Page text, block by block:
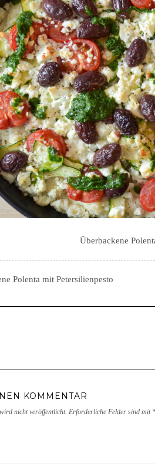
Überbackene
Polenta mit Petersilienpesto
KOMMENTAR
nicht veröffentlicht. Erforderliche Felder sind mit *